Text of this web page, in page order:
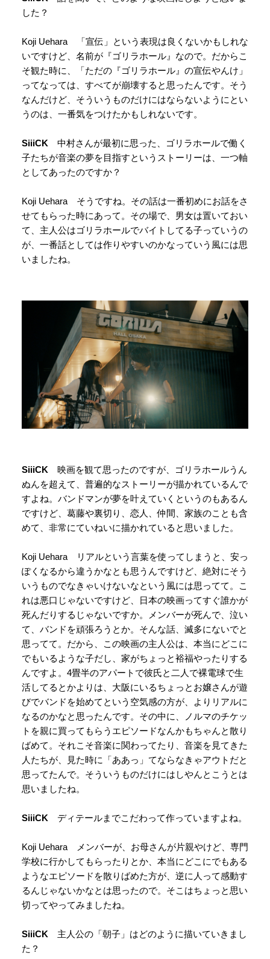
した？
Koji Uehara 「宣伝」という表現は良くないかもしれな
いですけど、名前が『ゴリラホール』なので。だからこ
そ観た時に、「ただの『ゴリラホール』の宣伝やんけ」
ってなっては、すべてが崩壊すると思ったんです。そう
なんだけど、そういうものだけにはならないようにとい
うのは、一番気をつけたかもしれないです。
SiiiCK 中村さんが最初に思った、ゴリラホールで働く
子たちが音楽の夢を目指すというストーリーは、一つ軸
としてあったのですか？
Koji Uehara そうですね。その話は一番初めにお話をさ
せてもらった時にあって。その場で、男女は置いておい
て、主人公はゴリラホールでバイトしてる子っていうの
が、一番話としては作りやすいのかなっていう風には思
いましたね。
SiiiCK 映画を観て思ったのですが、ゴリラホールうん
ぬんを超えて、普遍的なストーリーが描かれているんで
すよね。バンドマンが夢を叶えていくというのもあるん
ですけど、葛藤や裏切り、恋人、仲間、家族のことも含
めて、非常にていねいに描かれていると思いました。
Koji Uehara リアルという言葉を使ってしまうと、安っ
ぽくなるから違うかなとも思うんですけど、絶対にそう
いうものでなきゃいけないなという風には思ってて。こ
れは悪口じゃないですけど、日本の映画ってすぐ誰かが
死んだりするじゃないですか。メンバーが死んで、泣い
て、バンドを頑張ろうとか。そんな話、滅多にないでと
思ってて。だから、この映画の主人公は、本当にどこに
でもいるような子だし、家がちょっと裕福やったりする
んですよ。4畳半のアパートで彼氏と二人で裸電球で生
活してるとかよりは、大阪にいるちょっとお嬢さんが遊
びでバンドを始めてという空気感の方が、よりリアルに
なるのかなと思ったんです。その中に、ノルマのチケッ
トを親に買ってもらうエピソードなんかもちゃんと散り
ばめて。それこそ音楽に関わってたり、音楽を見てきた
人たちが、見た時に「ああっ」てならなきゃアウトだと
思ってたんで。そういうものだけにはしやんとこうとは
思いましたね。
SiiiCK ディテールまでこだわって作っていますよね。
Koji Uehara メンバーが、お母さんが片親やけど、専門
学校に行かしてもらったりとか、本当にどこにでもある
ようなエピソードを散りばめた方が、逆に人って感動す
るんじゃないかなとは思ったので。そこはちょっと思い
切ってやってみましたね。
SiiiCK 主人公の「朝子」はどのように描いていきまし
た？